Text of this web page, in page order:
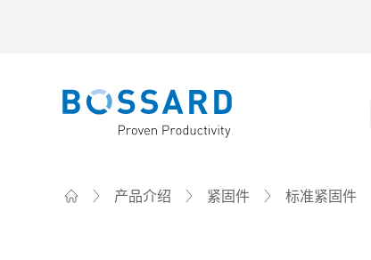
Bossard homepage
产品介绍 紧固件 标准紧固件